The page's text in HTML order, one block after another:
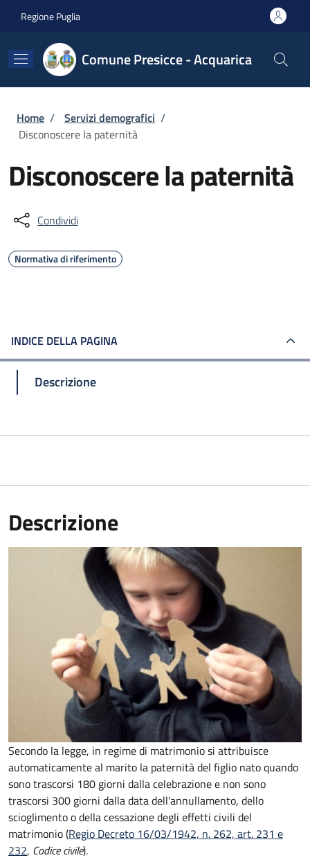
Regione Puglia
Comune Presicce - Acquarica
Briciole di pane
Home / Servizi demografici /
Disconoscere la paternità
Disconoscere la paternità
Condividi
Normativa di riferimento
INDICE DELLA PAGINA
Descrizione
Descrizione
Secondo la legge, in regime di matrimonio si attribuisce
automaticamente al marito la paternità del figlio nato quando
sono trascorsi 180 giorni dalla celebrazione e non sono
trascorsi 300 giorni dalla data dell'annullamento, dello
scioglimento o della cessazione degli effetti civili del
matrimonio (Regio Decreto 16/03/1942, n. 262, art. 231 e
232, Codice civile).